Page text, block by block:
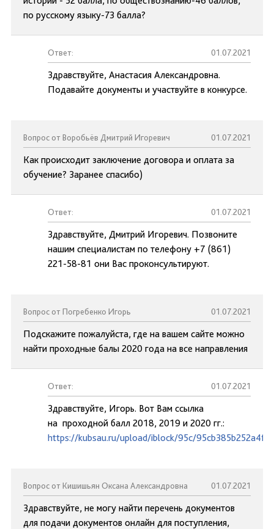
по русскому языку-73 балла?
Ответ: 01.07.2021
Здравствуйте, Анастасия Александровна.
Подавайте документы и участвуйте в конкурсе.
Вопрос от Воробьёв Дмитрий Игоревич 01.07.2021
Как происходит заключение договора и оплата за
обучение? Заранее спасибо)
Ответ: 01.07.2021
Здравствуйте, Дмитрий Игоревич. Позвоните
нашим специалистам по телефону +7 (861)
221-58-81 они Вас проконсультируют.
Вопрос от Погребенко Игорь 01.07.2021
Подскажите пожалуйста, где на вашем сайте можно
найти проходные балы 2020 года на все направления
Ответ: 01.07.2021
Здравствуйте, Игорь. Вот Вам ссылка
на проходной балл 2018, 2019 и 2020 гг.:
https://kubsau.ru/upload/iblock/95c/
Вопрос от Кишишьян Оксана Александровна 01.07.2021
Здравствуйте, не могу найти перечень документов
для подачи документов онлайн для поступления,